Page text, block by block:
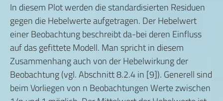
In diesem Plot werden die standardisierten Residuen
gegen die Hebelwerte aufgetragen. Der Hebelwert
einer Beobachtung beschreibt da-bei deren Einfluss
auf das gefittete Modell. Man spricht in diesem
Zusammenhang auch von der Hebelwirkung der
Beobachtung (vgl. Abschnitt 8.2.4 in [9]). Generell sind
beim Vorliegen von n Beobachtungen Werte zwischen